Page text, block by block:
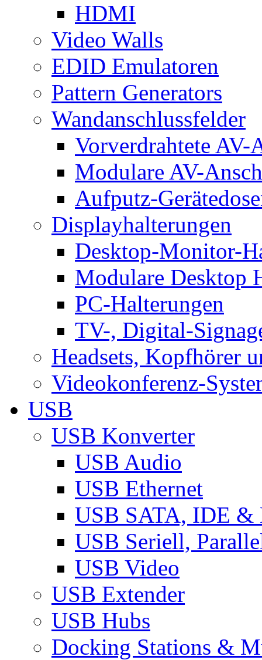
HDMI
Video Walls
EDID Emulatoren
Pattern Generators
Wandanschlussfelder
Vorverdrahtete AV-
Modulare AV-
Aufputz-
Displayhalterungen
Desktop-Monitor-
Modulare Desktop
PC-Halterungen
TV-, Digital-
Headsets, Kopfhörer
Videokonferenz-
USB
USB Konverter
USB Audio
USB Ethernet
USB SATA, IDE &
USB Seriell,
USB Video
USB Extender
USB Hubs
Docking Stations &